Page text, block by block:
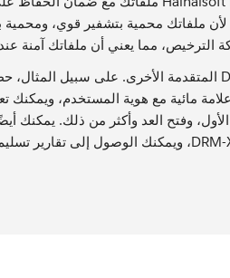
لأن ملفاتك محمية بتشفير قوي،
الترخيص، مما يعني أن ملفاتك آمنة
مائية مع هوية المستخدم، ويمكنك
الأول، وفتح العد وأكثر من ذلك.